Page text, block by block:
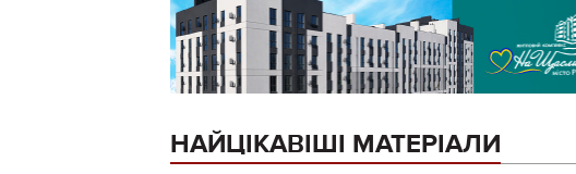
НАЙЦІКАВІШІ МАТЕРІАЛИ